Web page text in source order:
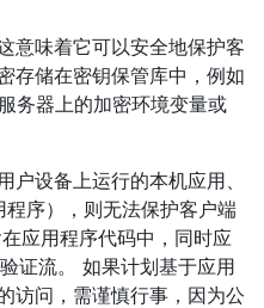
意味着它可以安全地保护客
存储在密钥保管库中，例如
务器上的加密环境变量或
设备上运行的本机应用、
序），则无法保护客户端
应用程序代码中，同时应
证流。 如果计划基于应用
访问，需谨慎行事，因为公